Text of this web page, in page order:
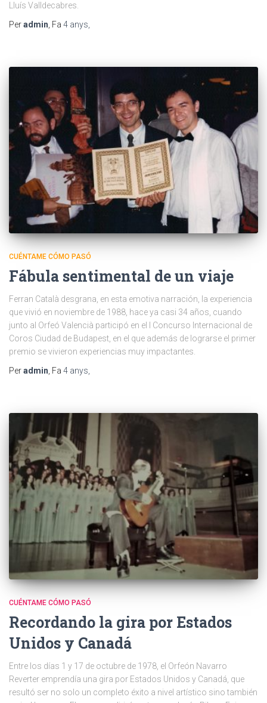
Lluís Valldecabres.
Peradmin, Fa 4 anys,
CUÉNTAME CÓMO PASÓ
Fábula sentimental de un viaje
Ferran Català desgrana, en esta emotiva narración, la experiencia
que vivió en noviembre de 1988, hace ya casi 34 años, cuando
junto al Orfeó Valencià participó en el I Concurso Internacional de
Coros Ciudad de Budapest, en el que además de lograrse el primer
premio se vivieron experiencias muy impactantes.
Peradmin , Fa 4 anys
CUÉNTAME CÓMO PASÓ
Recordando la gira por Estados
Unidos y Canadá
Entre los días 1 y 17 de octubre de 1978, el Orfeón Navarro
Reverter emprendía una gira por Estados Unidos y Canadá, que
resultó ser no solo un completo éxito a nivel artístico sino también